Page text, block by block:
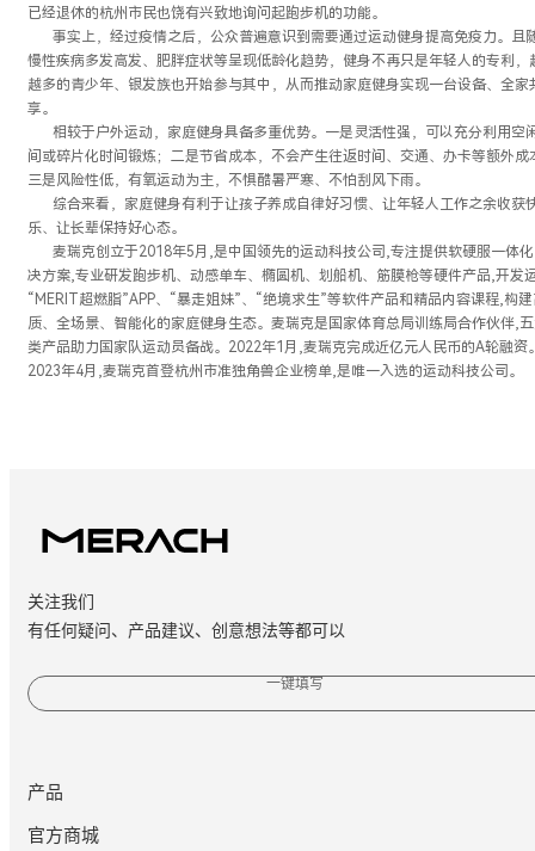
已经退休的杭州市民也饶有兴致地询问起跑步机的功能。
事实上，经过疫情之后，公众普遍意识到需要通过运动健身提高免疫力。且
慢性疾病多发高发、肥胖症状等呈现低龄化趋势，健身不再只是年轻人的专利，
越多的青少年、银发族也开始参与其中，从而推动家庭健身实现一台设备、全家
享。
相较于户外运动，家庭健身具备多重优势。一是灵活性强，可以充分利用空
间或碎片化时间锻炼；二是节省成本，不会产生往返时间、交通、办卡等额外成
三是风险性低，有氧运动为主，不惧酷暑严寒、不怕刮风下雨。
综合来看，家庭健身有利于让孩子养成自律好习惯、让年轻人工作之余收获
乐、让长辈保持好心态。
麦瑞克创立于2018年5月,是中国领先的运动科技公司,专注提供软硬服一体
决方案,专业研发跑步机、动感单车、椭圆机、划船机、筋膜枪等硬件产品,开发
“MERIT超燃脂”APP、“暴走姐妹”、“绝境求生”等软件产品和精品内容课程,构
质、全场景、智能化的家庭健身生态。麦瑞克是国家体育总局训练局合作伙伴,
类产品助力国家队运动员备战。2022年1月,麦瑞克完成近亿元人民币的A轮融资
2023年4月,麦瑞克首登杭州市准独角兽企业榜单,是唯一入选的运动科技公司。
关注我们
有任何疑问、产品建议、创意想法等都可以
一键填写
产品
官方商城